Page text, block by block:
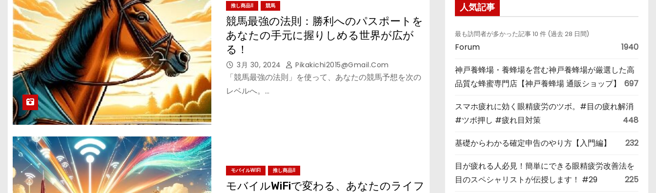
推し商品II 競馬
競馬最強の法則：勝利へのパスポートを
あなたの手元に握りしめる世界が広が
る！
3月 30, 2024 Pikakichi2015@gmail.com
「競馬最強の法則」を使って、あなたの競馬予想を次の
レベルへ。…
モバイルWIFI 推し商品II
モバイルWiFiで変わる、あなたのライフ
人気記事
最も訪問者が多かった記事 10 件 (過去 28 日間)
Forum 1940
神戸養蜂場・養蜂場を営む神戸養蜂場が厳選した高
品質な蜂蜜専門店【神戸養蜂場 通販ショップ】
697
スマホ疲れに効く眼精疲労のツボ。#目の疲れ解消
#ツボ押し #疲れ目対策
448
基礎からわかる確定申告のやり方【入門編】 232
目が疲れる人必見！簡単にできる眼精疲労改善法を
目のスペシャリストが伝授します！ #29
225